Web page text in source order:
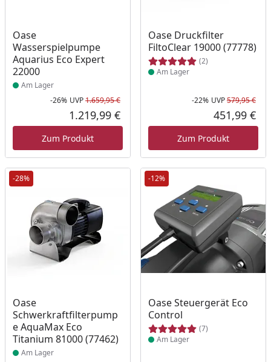
Oase
Wasserspielpumpe
Aquarius Eco Expert
22000
Produkt am Lager
Am Lager
Rabatt in Prozent
-26%
Ursprünglicher Preis
UVP1.659,95 €
Aktueller Preis
1.219,99 €
Zum Produkt
Oase Druckfilter
FiltoClear 19000 (77778)
(2)
Produkt am Lager
Am Lager
-22% UVP579,95 €
451,99 €
Zum Produkt
-28%
Oase
Schwerkraftfilterpump
e AquaMax Eco
Titanium 81000 (77462)
Produkt am Lager
Am Lager
-12%
Oase Steuergerät Eco
Control
(7)
Produkt am Lager
Am Lager